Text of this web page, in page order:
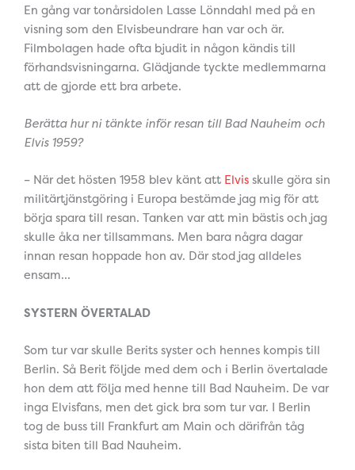
En gång var tonårsidolen Lasse Lönndahl med på en
visning som den Elvisbeundrare han var och är.
Filmbolagen hade ofta bjudit in någon kändis till
förhandsvisningarna. Glädjande tyckte medlemmarna
att de gjorde ett bra arbete.
Berätta hur ni tänkte inför resan till Bad Nauheim och
Elvis 1959?
– När det hösten 1958 blev känt att Elvis skulle göra sin
militärtjänstgöring i Europa bestämde jag mig för att
börja spara till resan. Tanken var att min bästis och jag
skulle åka ner tillsammans. Men bara några dagar
innan resan hoppade hon av. Där stod jag alldeles
ensam…
SYSTERN ÖVERTALAD
Som tur var skulle Berits syster och hennes kompis till
Berlin. Så Berit följde med dem och i Berlin övertalade
hon dem att följa med henne till Bad Nauheim. De var
inga Elvisfans, men det gick bra som tur var. I Berlin
tog de buss till Frankfurt am Main och därifrån tåg
sista biten till Bad Nauheim.